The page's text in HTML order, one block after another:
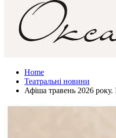
Home
Театральні новини
Афіша травень 2026 року.